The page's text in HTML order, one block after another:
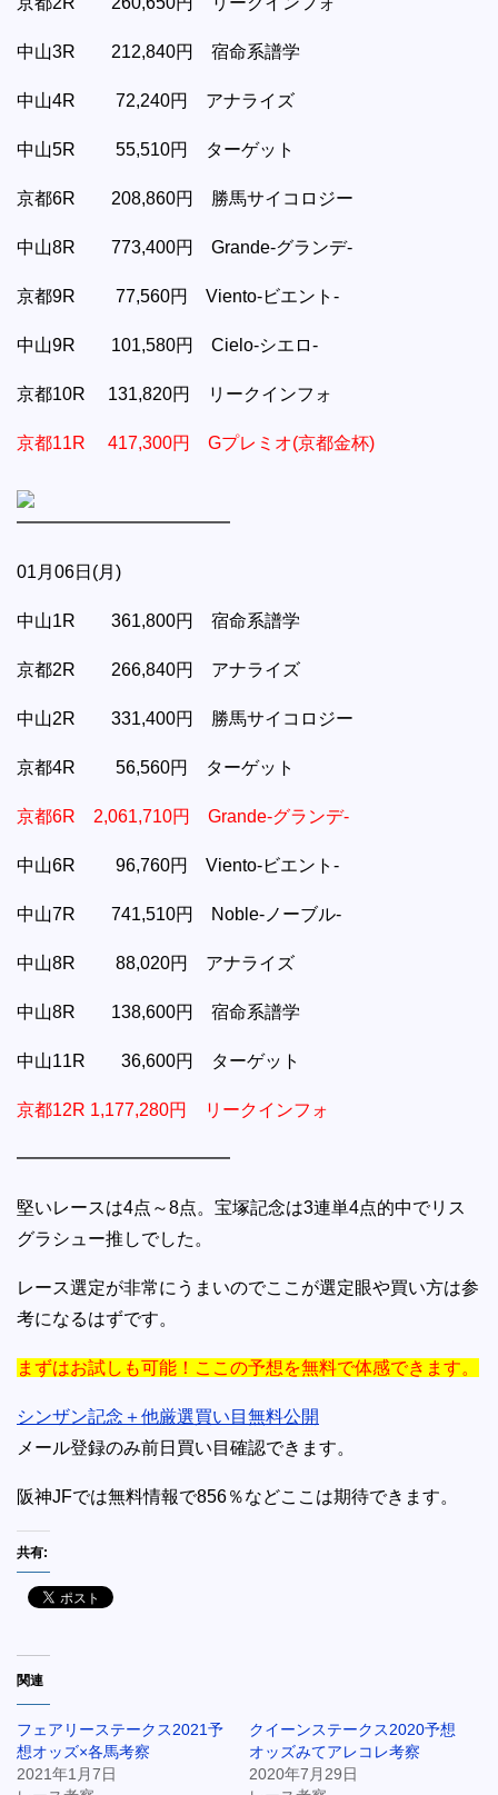
中山3R 212,840円 宿命系譜学
中山4R 72,240円 アナライズ
中山5R 55,510円 ターゲット
京都6R 208,860円 勝馬サイコロジー
中山8R 773,400円 Grande-グランデ-
京都9R 77,560円 Viento-ビエント-
中山9R 101,580円 Cielo-シエロ-
京都10R 131,820円 リークインフォ
京都11R 417,300円 Gプレミオ(京都金杯)
━━━━━━━━━━━━
01月06日(月)
中山1R 361,800円 宿命系譜学
京都2R 266,840円 アナライズ
中山2R 331,400円 勝馬サイコロジー
京都4R 56,560円 ターゲット
京都6R 2,061,710円 Grande-グランデ-
中山6R 96,760円 Viento-ビエント-
中山7R 741,510円 Noble-ノーブル-
中山8R 88,020円 アナライズ
中山8R 138,600円 宿命系譜学
中山11R 36,600円 ターゲット
京都12R 1,177,280円 リークインフォ
━━━━━━━━━━━━
堅いレースは4点～8点。宝塚記念は3連単4点的中でリス
グラシュー推しでした。
レース選定が非常にうまいのでここが選定眼や買い方は参
考になるはずです。
まずはお試しも可能！ここの予想を無料で体感できます。
シンザン記念＋他厳選買い目無料公開
メール登録のみ前日買い目確認できます。
阪神JFでは無料情報で856％などここは期待できます。
共有:
関連
フェアリーステークス2021予
想オッズ×各馬考察
2021年1月7日
クイーンステークス2020予想
オッズみてアレコレ考察
2020年7月29日